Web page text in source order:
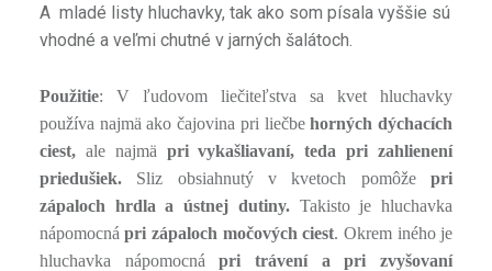
A mladé listy hluchavky, tak ako som písala vyššie sú
vhodné a veľmi chutné v jarných šalátoch.
Použitie: V ľudovom liečiteľstva sa kvet hluchavky
používa najmä ako čajovina pri liečbehorných dýchacích
ciest,ale najmä pri vykašliavaní, teda pri zahlienení
priedušiek.Sliz obsiahnutý v kvetoch pomôžepri
zápaloch hrdla a ústnej dutiny.Takisto je hluchavka
nápomocnápri zápaloch močových ciest. Okrem iného je
hluchavka nápomocnápri trávení a pri zvyšovaní